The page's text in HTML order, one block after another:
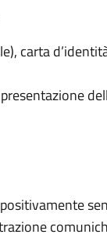
carta